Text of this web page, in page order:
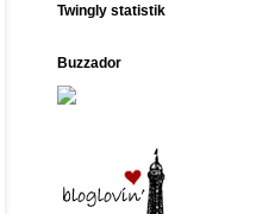
Twingly statistik
Buzzador